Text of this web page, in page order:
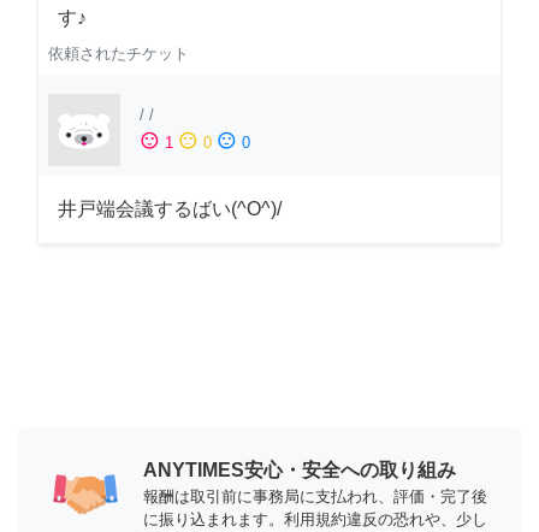
す♪
依頼されたチケット
/ /
sentiment_satisfied 1 sentiment_neutral 0 sentiment_dissatisfied 0
井戸端会議するばい(^O^)/
ANYTIMES安心・安全への取り組み
報酬は取引前に事務局に支払われ、評価・完了後
に振り込まれます。利用規約違反の恐れや、少し